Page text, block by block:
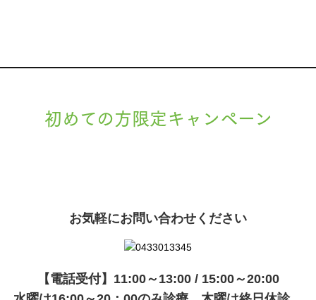
初めての方限定キャンペーン
お気軽にお問い合わせください
【電話受付】11:00～13:00 / 15:00～20:00